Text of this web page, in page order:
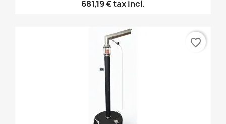
681,19 €tax incl.
favorite_border